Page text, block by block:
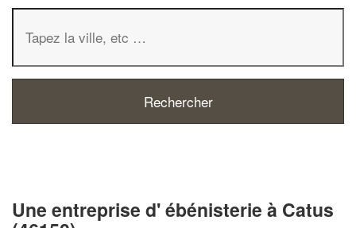
Une entreprise d' ébénisterie à Catus